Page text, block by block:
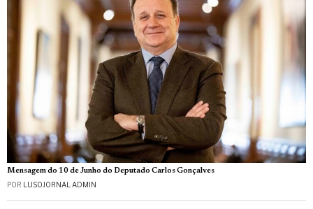
Mensagem do 10 de Junho do Deputado Carlos Gonçalves
POR LUSOJORNAL ADMIN